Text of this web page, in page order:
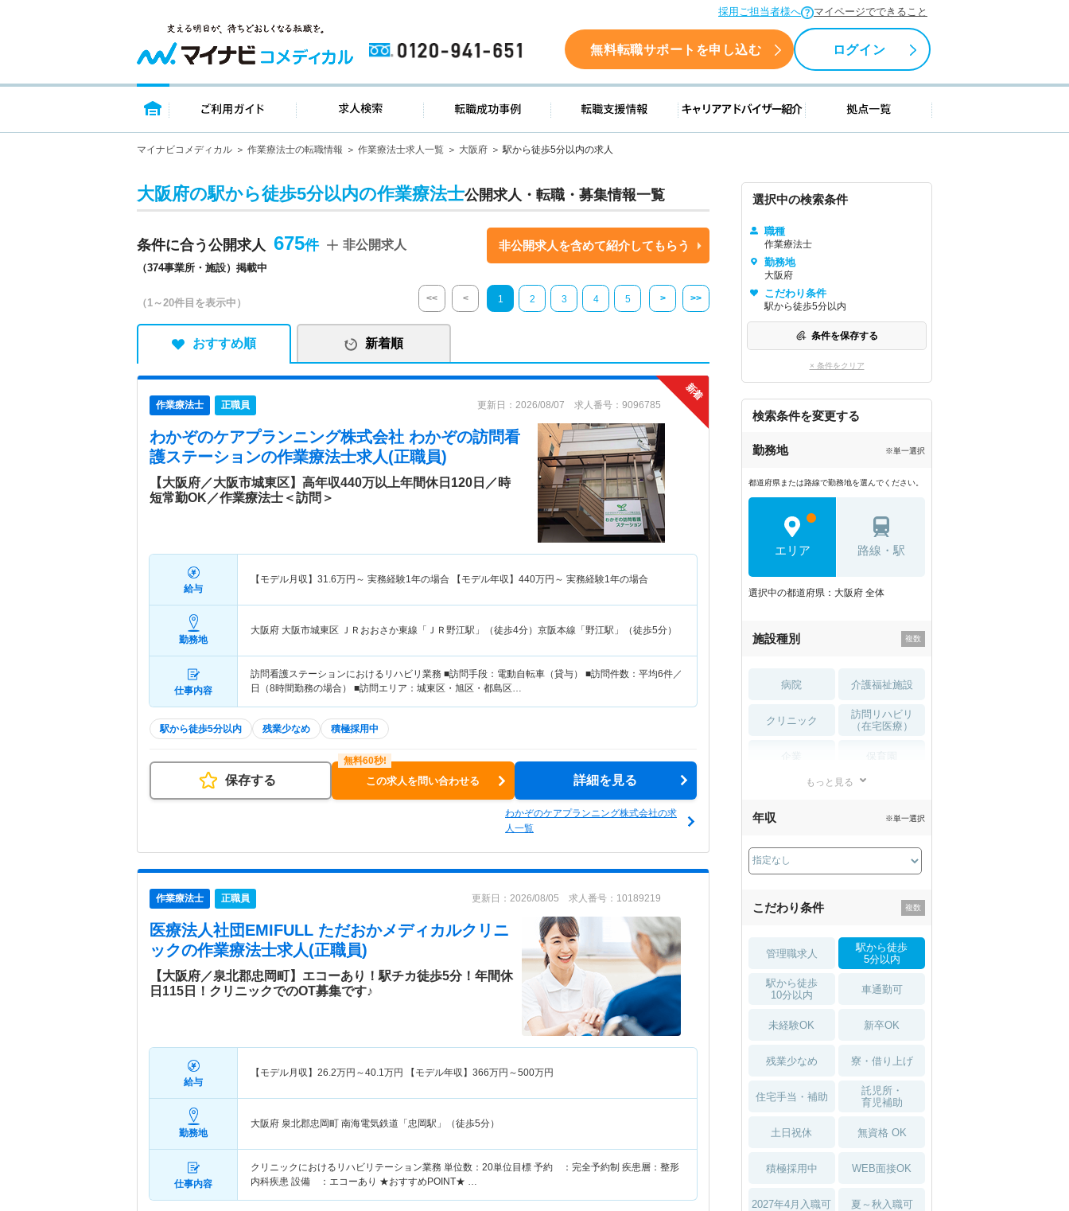
採用ご担当者様へ マイページでできること
0120-941-651 無料転職サポートを申し込む ログイン
トップページ ご利用ガイド 求人検索 転職成功事例 転職支援情報 キャリアアドバイザー紹介 拠点一覧
マイナビコメディカル 作業療法士の転職情報 作業療法士求人一覧 大阪府 駅から徒歩5分以内の求人
大阪府の駅から徒歩5分以内の作業療法士公開求人・転職・募集情報一覧
条件に合う公開求人 675
（374事業所・施設）掲載中
非公開求人 非公開求人を含めて紹介してもらう
（1～20件目を表示中） << < 1 2 3 4 5 > >>
おすすめ順 新着順
作業療法士 正職員 更新日：2026/08/07 求人番号：9096785
わかぞのケアプランニング株式会社 わかぞの訪問看
護ステーションの作業療法士求人(正職員)
【大阪府／大阪市城東区】高年収440万以上年間休日120日／時
短常勤OK／作業療法士＜訪問＞
給与
【モデル月収】 31.6万円～ 実務経験1年の場合 【モデル年収】 440万円～ 実務経験1年の場合
勤務地
大阪府 大阪市城東区 ＪＲおおさか東線「ＪＲ野江駅」（徒歩4分）京阪本線「野江駅」（徒歩5分）
仕事内容
訪問看護ステーションにおけるリハビリ業務 ■訪問手段：電動自転車（貸与） ■訪問件数：平均6件／
日（8時間勤務の場合） ■訪問エリア：城東区・旭区・都島区…
駅から徒歩5分以内 残業少なめ 積極採用中
保存する この求人を問い合わせる 詳細を見る
わかぞのケアプランニング株式会社の求
人一覧
作業療法士 正職員 更新日：2026/08/05 求人番号：10189219
医療法人社団EMIFULL ただおかメディカルクリニ
ックの作業療法士求人(正職員)
【大阪府／泉北郡忠岡町】エコーあり！駅チカ徒歩5分！年間休
日115日！クリニックでのOT募集です♪
給与
【モデル月収】 26.2万円～40.1万円 【モデル年収】 366万円～500万円
勤務地
大阪府 泉北郡忠岡町 南海電気鉄道「忠岡駅」（徒歩5分）
仕事内容
クリニックにおけるリハビリテーション業務 単位数：20単位目標 予約 ：完全予約制 疾患層：整形
内科疾患 設備 ：エコーあり ★おすすめPOINT★ …
選択中の検索条件
職種
作業療法士
勤務地
大阪府
こだわり条件
駅から徒歩5分以内
条件を保存する
× 条件をクリア
検索条件を変更する
勤務地 ※単一選択
都道府県または路線で勤務地を選んでください。
エリア 路線・駅
選択中の都道府県：大阪府 全体
施設種別
病院 介護福祉施設
クリニック
訪問リハビリ
（在宅医療）
薬局・
もっと見る
年収 ※単一選択
こだわり条件
管理職求人
駅から徒歩
5分以内
駅から徒歩
10分以内
車通勤可
未経験OK 新卒OK
残業少なめ 寮・借り上げ
住宅手当・補助
託児所・
育児補助
土日祝休 無資格 OK
積極採用中 WEB面接OK
2027年4月入職可 夏～秋入職可